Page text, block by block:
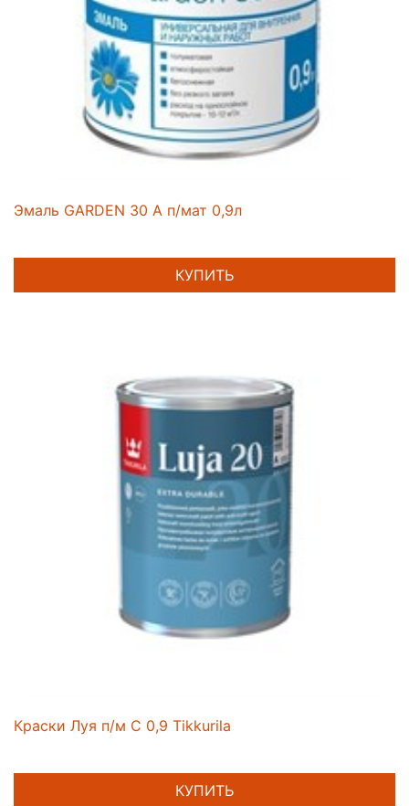
Эмаль GARDEN 30 A п/мат 0,9л
КУПИТЬ
Краски Луя п/м С 0,9 Tikkurila
КУПИТЬ